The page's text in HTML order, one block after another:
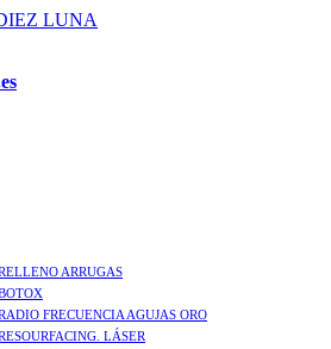
ARRUGAS
FRECUENCIA AGUJAS ORO
LÁSER